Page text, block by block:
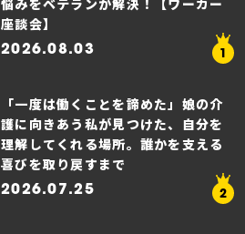
悩みをベテランが解決！【ワーカー
座談会】
2026.08.03
「一度は働くことを諦めた」娘の介
護に向きあう私が見つけた、自分を
理解してくれる場所。誰かを支える
喜びを取り戻すまで
2026.07.25